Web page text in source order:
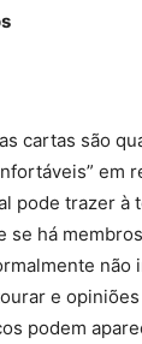
cartas são
em
pode trazer à
se há
não
e
podem